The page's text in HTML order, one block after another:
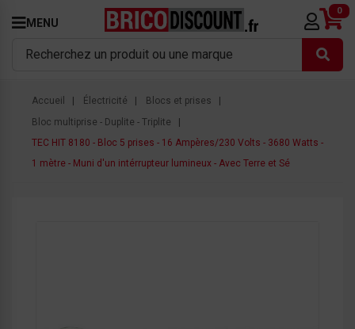
MENU
0
Accueil Électricité
Blocs et prises
Bloc multiprise - Duplite - Triplite
TEC HIT 8180 - Bloc 5 prises - 16 Ampères/230 Volts - 3680 Watts -
1 mètre - Muni d'un intérrupteur lumineux - Avec Terre et Sé